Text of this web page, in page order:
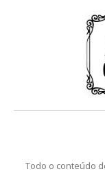
Todo o conteúdo